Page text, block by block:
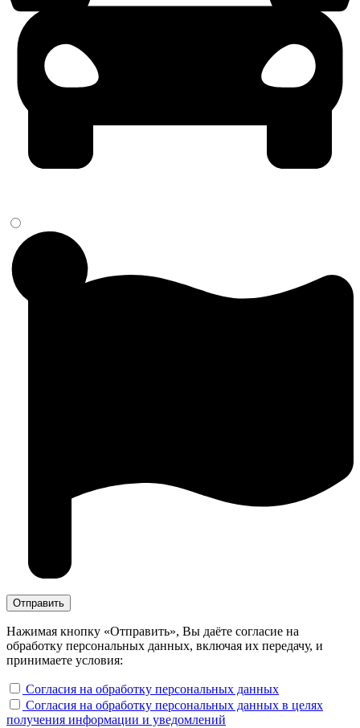
Нажимая кнопку «Отправить», Вы даёте согласие на
обработку персональных данных, включая их передачу, и
принимаете условия:
Согласия на обработку персональных данных
Согласия на обработку персональных данных в целях
получения информации и уведомлений